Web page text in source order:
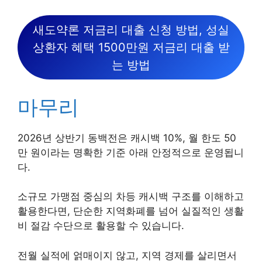
새도약론 저금리 대출 신청 방법, 성실
상환자 혜택 1500만원 저금리 대출 받
는 방법
마무리
2026년 상반기 동백전은 캐시백 10%, 월 한도 50
만 원이라는 명확한 기준 아래 안정적으로 운영됩니
다.
소규모 가맹점 중심의 차등 캐시백 구조를 이해하고
활용한다면, 단순한 지역화폐를 넘어 실질적인 생활
비 절감 수단으로 활용할 수 있습니다.
전월 실적에 얽매이지 않고, 지역 경제를 살리면서